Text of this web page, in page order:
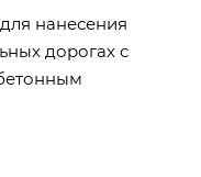
нанесения
дорогах с